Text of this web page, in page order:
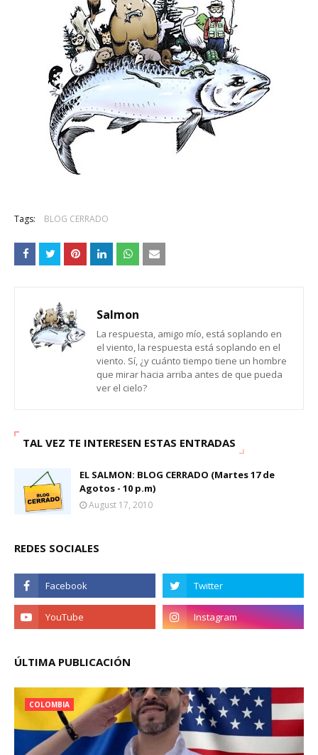
Tags: BLOG CERRADO
Salmon
La respuesta, amigo mío, está soplando en
el viento, la respuesta está soplando en el
viento. Sí, ¿y cuánto tiempo tiene un hombre
que mirar hacia arriba antes de que pueda
ver el cielo?
TAL VEZ TE INTERESEN ESTAS ENTRADAS
EL SALMON: BLOG CERRADO (Martes 17 de
Agotos - 10 p.m)
August 17, 2010
REDES SOCIALES
ÚLTIMA PUBLICACIÓN
COLOMBIA